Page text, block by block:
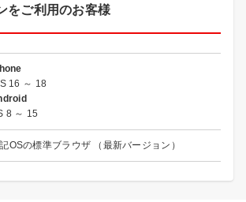
をご利用のお客様
16 ～ 18
8 ～ 15
記OSの標準ブラウザ （最新バージョン）